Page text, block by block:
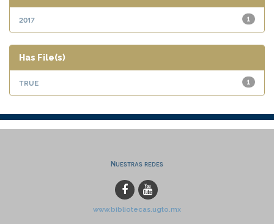
1
2017
Has File(s)
1
true
Nuestras redes
www.bibliotecas.ugto.mx